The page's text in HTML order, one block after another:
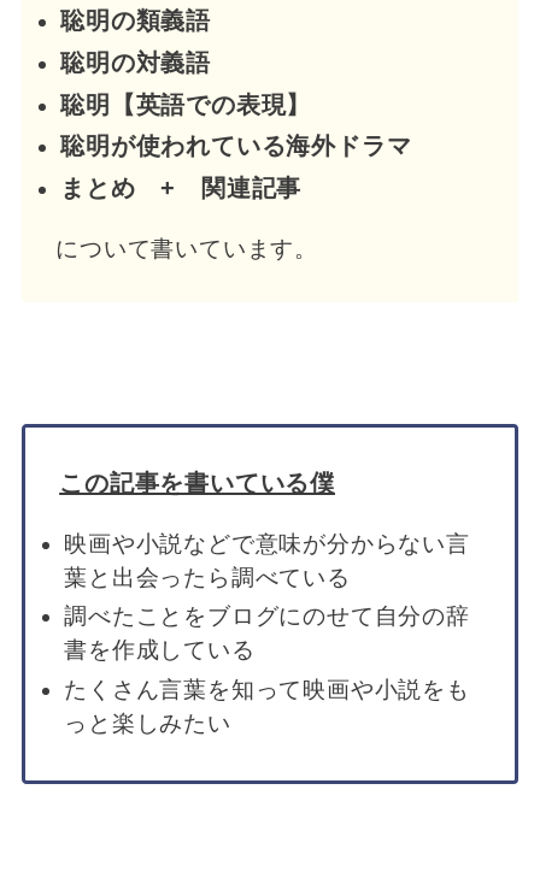
聡明の類義語
聡明の対義語
聡明【英語での表現】
聡明が使われている海外ドラマ
まとめ + 関連記事
について書いています。
この記事を書いている僕
映画や小説などで意味が分からない言
葉と出会ったら調べている
調べたことをブログにのせて自分の辞
書を作成している
たくさん言葉を知って映画や小説をも
っと楽しみたい